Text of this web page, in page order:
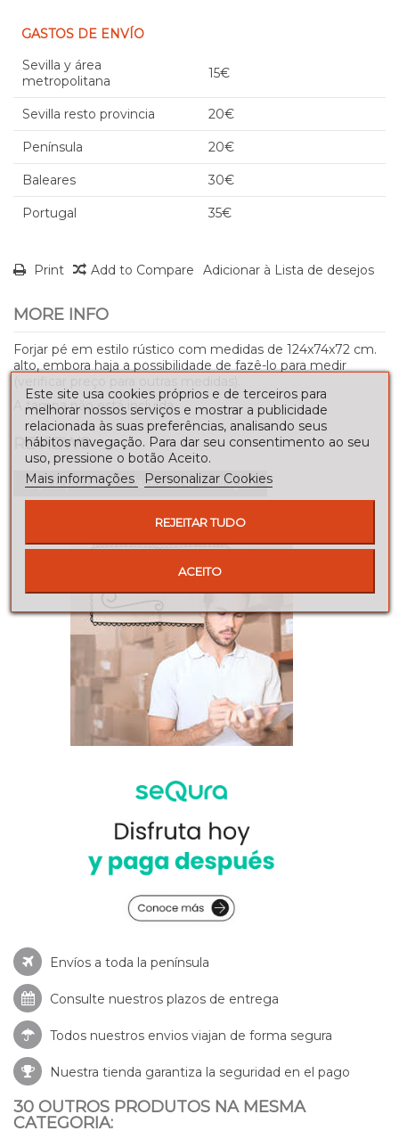
GASTOS DE ENVÍO
Sevilla y área
metropolitana
15€
Sevilla resto provincia 20€
Península 20€
Baleares 30€
Portugal 35€
Print Add to Compare Adicionar à Lista de desejos
MORE INFO
Forjar pé em estilo rústico com medidas de 124x74x72 cm.
alto, embora haja a possibilidade de fazê-lo para medir
A tampa não está incluída.
REVIEWS
Seja o primeiro a fazer uma avaliação!
Envíos a toda la península
Consulte nuestros plazos de entrega
Todos nuestros envios viajan de forma segura
Nuestra tienda garantiza la seguridad en el pago
30 OUTROS PRODUTOS NA MESMA
CATEGORIA:
Este site usa cookies próprios e de terceiros para
melhorar nossos serviços e mostrar a publicidade
relacionada às suas preferências, analisando seus
hábitos navegação. Para dar seu consentimento ao seu
uso, pressione o botão Aceito.
Mais informações
Personalizar Cookies
REJEITAR TUDO
ACEITO